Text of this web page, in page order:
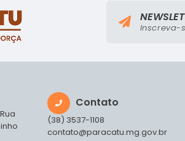
Contato
(38) 3537-1108
contato@paracatu.mg.gov.br
Inscreva-